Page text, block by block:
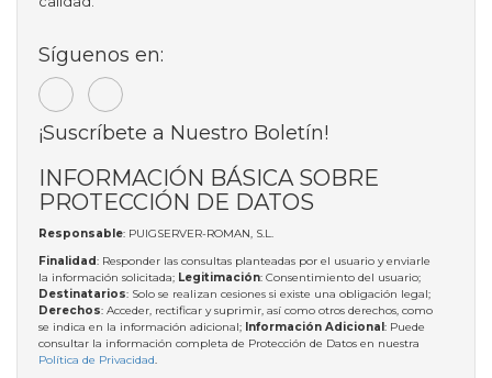
Síguenos en:
¡Suscríbete a Nuestro Boletín!
INFORMACIÓN BÁSICA SOBRE
PROTECCIÓN DE DATOS
Responsable: PUIGSERVER-ROMAN, S.L.
Finalidad: Responder las consultas planteadas por el usuario y enviarle
la información solicitada; Legitimación: Consentimiento del usuario;
Destinatarios: Solo se realizan cesiones si existe una obligación legal;
Derechos: Acceder, rectificar y suprimir, así como otros derechos, como
se indica en la información adicional; Información Adicional: Puede
consultar la información completa de Protección de Datos en nuestra
Política de Privacidad.